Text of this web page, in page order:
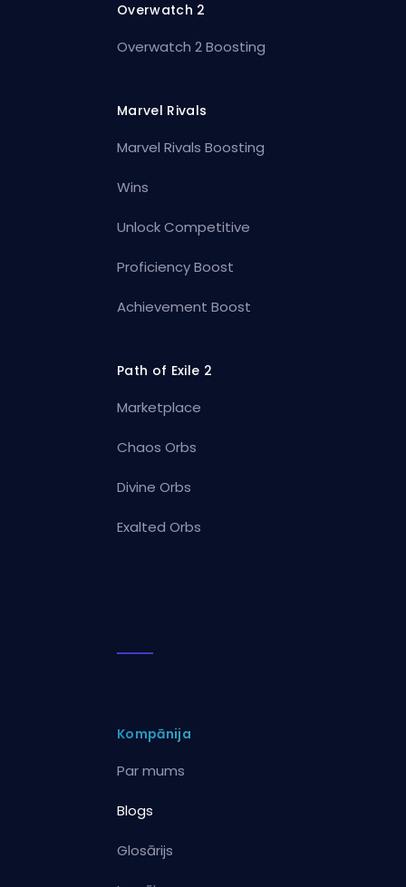
Overwatch 2
Overwatch 2 Boosting
Marvel Rivals
Marvel Rivals Boosting
Wins
Unlock Competitive
Proficiency Boost
Achievement Boost
Path of Exile 2
Marketplace
Chaos Orbs
Divine Orbs
Exalted Orbs
Kompānija
Par mums
Blogs
Glosārijs